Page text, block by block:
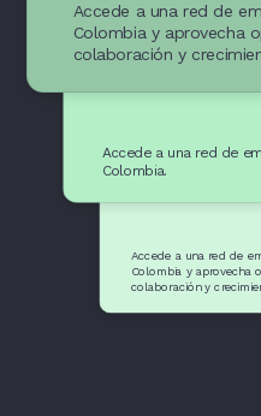
Beneficios
Accede a una red de
Colombia y aprovecha
colaboración y
Accede a una red de
Colombia y aprovecha
colaboración y
Recursos y
empresas
Accede a una red de
Colombia.